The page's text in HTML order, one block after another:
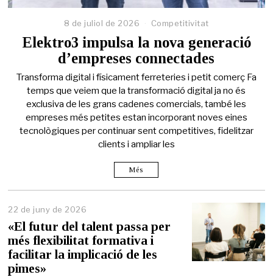
8 de juliol de 2026 Competitivitat
Elektro3 impulsa la nova generació
d’empreses connectades
Transforma digital i físicament ferreteries i petit comerç Fa
temps que veiem que la transformació digital ja no és
exclusiva de les grans cadenes comercials, també les
empreses més petites estan incorporant noves eines
tecnològiques per continuar sent competitives, fidelitzar
clients i ampliar les
Més
22 de juny de 2026
d
e
j
«El futur del talent passa per
més flexibilitat formativa i
facilitar la implicació de les
pimes»